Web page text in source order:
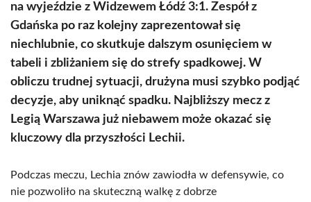
na wyjeździe z Widzewem Łódź 3:1. Zespół z
Gdańska po raz kolejny zaprezentował się
niechlubnie, co skutkuje dalszym osunięciem w
tabeli i zbliżaniem się do strefy spadkowej. W
obliczu trudnej sytuacji, drużyna musi szybko podjąć
decyzje, aby uniknąć spadku. Najbliższy mecz z
Legią Warszawa już niebawem może okazać się
kluczowy dla przyszłości Lechii.
Podczas meczu, Lechia znów zawiodła w defensywie, co
nie pozwoliło na skuteczną walkę z dobrze